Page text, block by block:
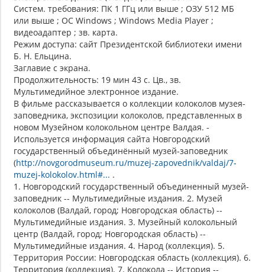
Систем. требования: ПК 1 ГГц или выше ; ОЗУ 512 МБ
или выше ; ОС Windows ; Windows Media Player ;
видеоадаптер ; зв. карта.
Режим доступа: сайт Президентской библиотеки имени
Б. Н. Ельцина.
Заглавие с экрана.
Продолжительность: 19 мин 43 с. Цв., зв.
Мультимедийное электронное издание.
В фильме рассказывается о коллекции колоколов музея-
заповедника, экспозиции колоколов, представленных в
новом Музейном колокольном центре Валдая. -
Используется информация сайта Новгородский
государственный объединённый музей-заповедник
(http://novgorodmuseum.ru/muzej-zapovednik/valdaj/7-
muzej-kolokolov.html#... .
1. Новгородский государственный объединенный музей-
заповедник -- Мультимедийные издания. 2. Музей
колоколов (Валдай, город; Новгородская область) --
Мультимедийные издания. 3. Музейный колокольный
центр (Валдай, город; Новгородская область) --
Мультимедийные издания. 4. Народ (коллекция). 5.
Территория России: Новгородская область (коллекция). 6.
Территория (коллекция). 7. Колокола -- История --